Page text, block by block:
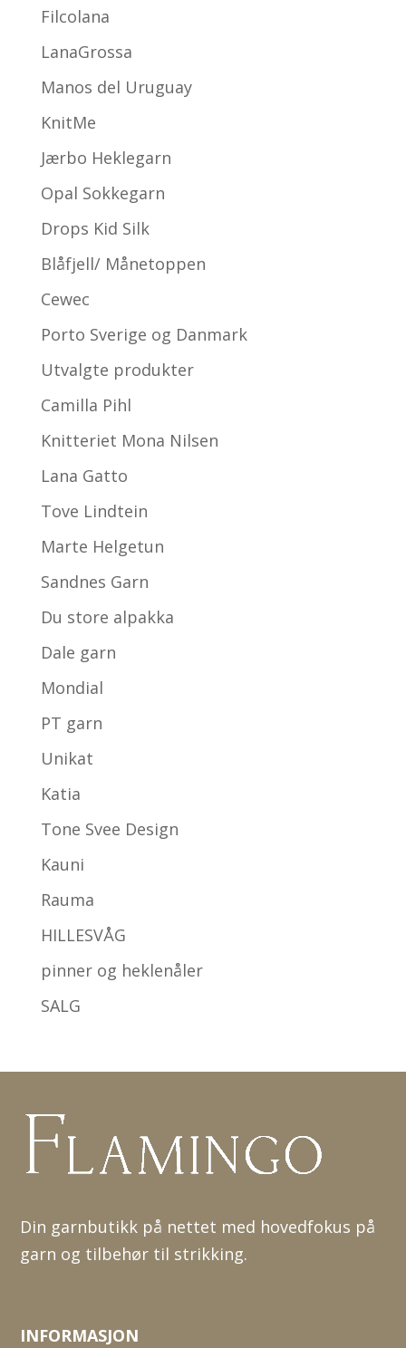
Filcolana
LanaGrossa
Manos del Uruguay
KnitMe
Jærbo Heklegarn
Opal Sokkegarn
Drops Kid Silk
Blåfjell/ Månetoppen
Cewec
Porto Sverige og Danmark
Utvalgte produkter
Camilla Pihl
Knitteriet Mona Nilsen
Lana Gatto
Tove Lindtein
Marte Helgetun
Sandnes Garn
Du store alpakka
Dale garn
Mondial
PT garn
Unikat
Katia
Tone Svee Design
Kauni
Rauma
HILLESVÅG
pinner og heklenåler
SALG
Din garnbutikk på nettet med hovedfokus på
garn og tilbehør til strikking.
INFORMASJON